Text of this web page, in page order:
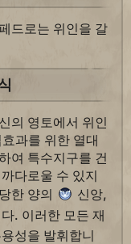
드로는 위인을 갈
의 영토에서 위인
과를 위한 열대
여 특수지구를 건
다로울 수 있지
한 양의
신앙,
. 이러한 모든 재
성을 발휘합니